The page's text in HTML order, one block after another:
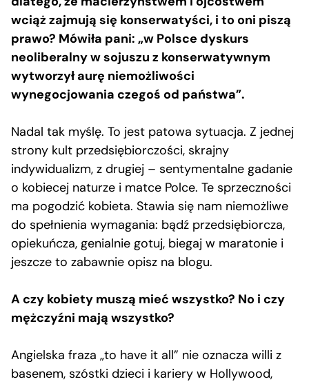
wciąż zajmują się konserwatyści, i to oni piszą
prawo? Mówiła pani: „w Polsce dyskurs
neoliberalny w sojuszu z konserwatywnym
wytworzył aurę niemożliwości
wynegocjowania czegoś od państwa”.
Nadal tak myślę. To jest patowa sytuacja. Z jednej
strony kult przedsiębiorczości, skrajny
indywidualizm, z drugiej – sentymentalne gadanie
o kobiecej naturze i matce Polce. Te sprzeczności
ma pogodzić kobieta. Stawia się nam niemożliwe
do spełnienia wymagania: bądź przedsiębiorcza,
opiekuńcza, genialnie gotuj, biegaj w maratonie i
jeszcze to zabawnie opisz na blogu.
A czy kobiety muszą mieć wszystko? No i czy
mężczyźni mają wszystko?
Angielska fraza „to have it all” nie oznacza willi z
basenem, szóstki dzieci i kariery w Hollywood,